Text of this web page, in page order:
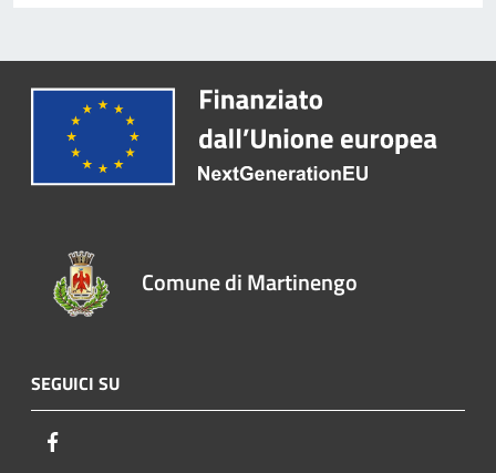
Comune di Martinengo
SEGUICI SU